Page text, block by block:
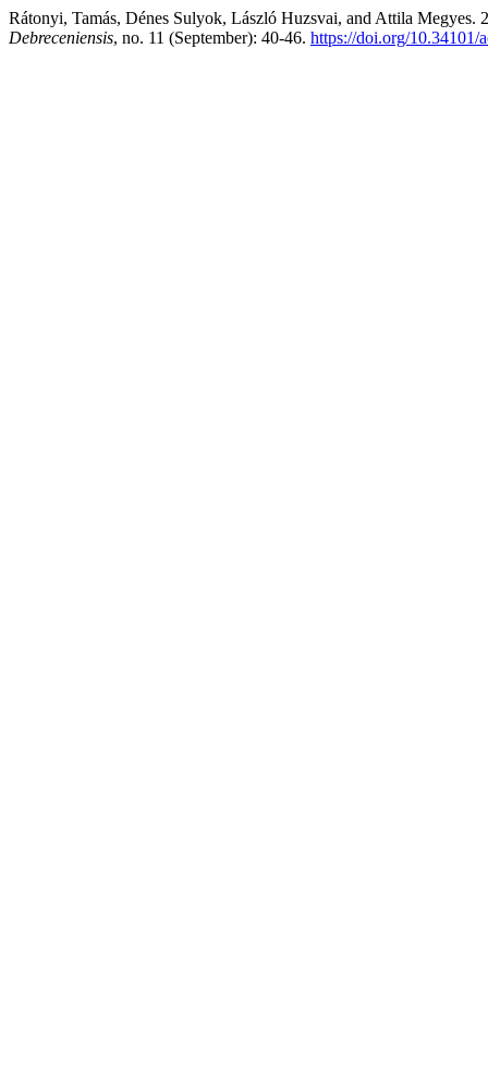
Rátonyi, Tamás, Dénes Sulyok, László Huzsvai, and Attila
Debreceniensis, no. 11 (September): 40-46. https://doi.org/10.34101/